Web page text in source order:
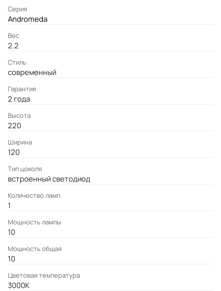
Серия
Andromeda
Вес
2.2
Стиль
современный
Гарантия
2 года
Высота
220
Ширина
120
Тип цоколя
встроенный светодиод
Количество ламп
1
Мощность лампы
10
Мощность общая
10
Цветовая температура
3000K